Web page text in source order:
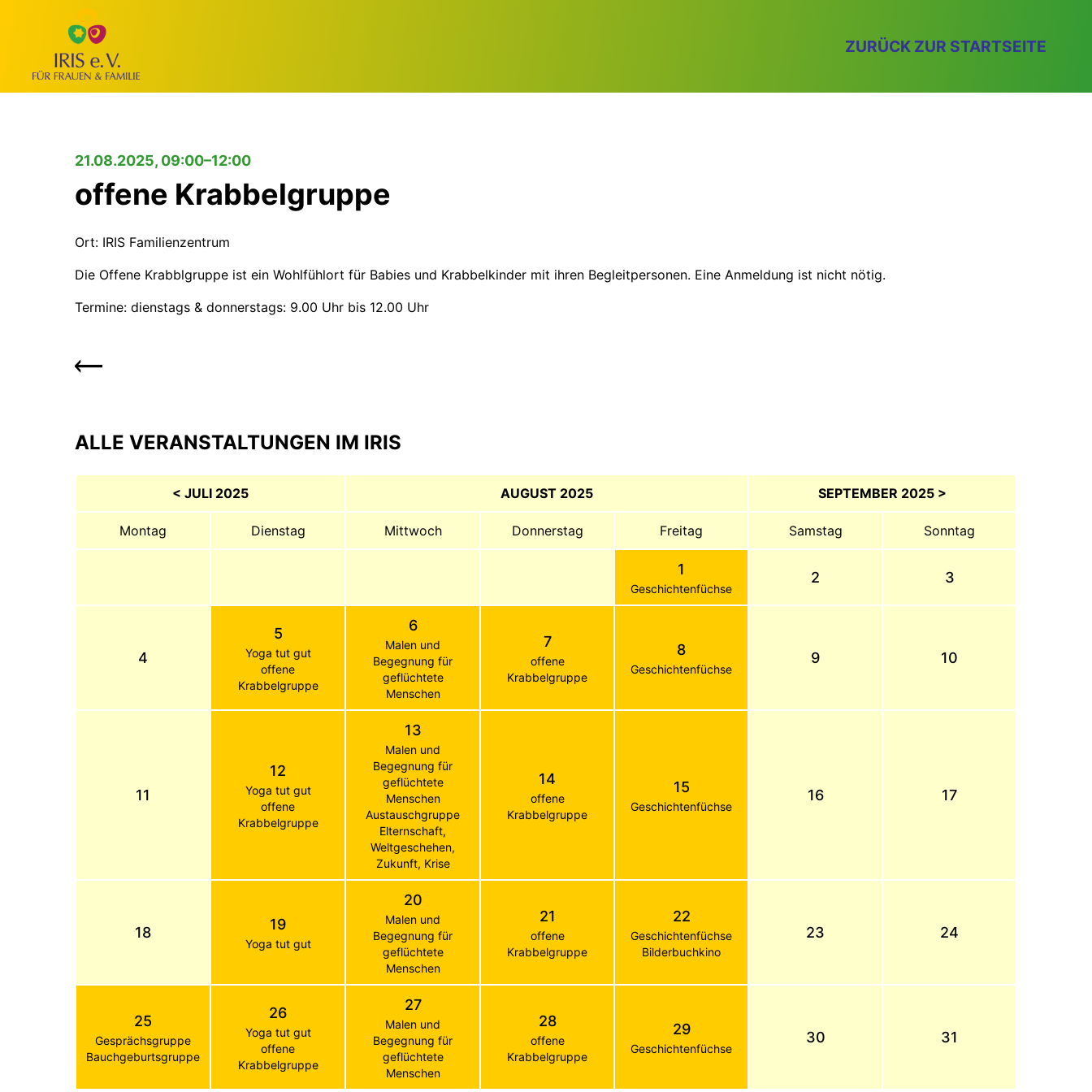
ZURÜCK ZUR STARTSEITE
21.08.2025, 09:00–12:00
offene Krabbelgruppe
Ort: IRIS Familienzentrum
Die Offene Krabblgruppe ist ein Wohlfühlort für Babies und Krabbelkinder mit ihren Begleitpersonen. Eine Anmeldung ist nicht nötig.
Termine: dienstags & donnerstags: 9.00 Uhr bis 12.00 Uhr
ALLE VERANSTALTUNGEN IM IRIS
< JULI 2025 AUGUST 2025 SEPTEMBER 2025 >
Montag Dienstag Mittwoch Donnerstag Freitag Samstag Sonntag
1
Geschichtenfüchse
2 3
4
5
Yoga tut gut
offene
Krabbelgruppe
6
Malen und
Begegnung für
geflüchtete
Menschen
7
offene
Krabbelgruppe
8
Geschichtenfüchse
9 10
11
12
Yoga tut gut
offene
Krabbelgruppe
13
Malen und
Begegnung für
geflüchtete
Menschen
Austauschgruppe
Elternschaft,
Weltgeschehen,
Zukunft, Krise
14
offene
Krabbelgruppe
15
Geschichtenfüchse
16 17
18 19
Yoga tut gut
20
Malen und
Begegnung für
geflüchtete
Menschen
21
offene
Krabbelgruppe
22
Geschichtenfüchse
Bilderbuchkino
23 24
25
Gesprächsgruppe
Bauchgeburtsgruppe
26
Yoga tut gut
offene
Krabbelgruppe
27
Malen und
Begegnung für
geflüchtete
Menschen
28
offene
Krabbelgruppe
29
Geschichtenfüchse
30 31